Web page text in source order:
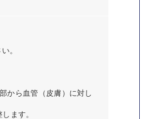
。
から血管（皮膚）に対し
ます。